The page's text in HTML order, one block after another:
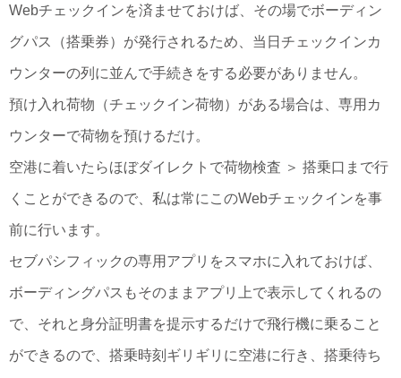
Webチェックインを済ませておけば、その場でボーディン
グパス（搭乗券）が発行されるため、当日チェックインカ
ウンターの列に並んで手続きをする必要がありません。
預け入れ荷物（チェックイン荷物）がある場合は、専用カ
ウンターで荷物を預けるだけ。
空港に着いたらほぼダイレクトで荷物検査 ＞ 搭乗口まで行
くことができるので、私は常にこのWebチェックインを事
前に行います。
セブパシフィックの専用アプリをスマホに入れておけば、
ボーディングパスもそのままアプリ上で表示してくれるの
で、それと身分証明書を提示するだけで飛行機に乗ること
ができるので、搭乗時刻ギリギリに空港に行き、搭乗待ち